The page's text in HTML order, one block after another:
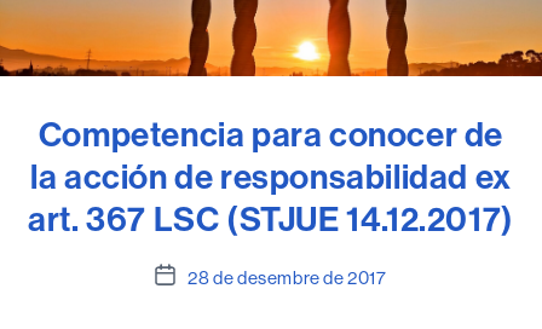
Competencia para conocer de
la acción de responsabilidad ex
art. 367 LSC (STJUE 14.12.2017)
Data28 de desembre de 2017